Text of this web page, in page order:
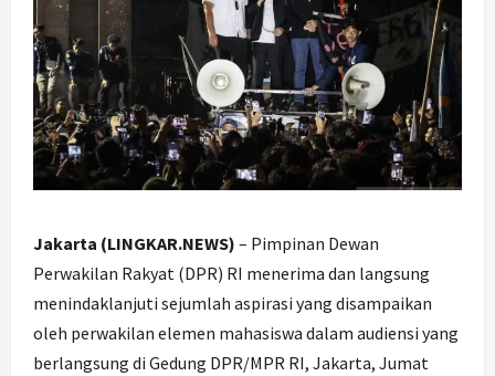
Jakarta (LINGKAR.NEWS) – Pimpinan Dewan
Perwakilan Rakyat (DPR) RI menerima dan langsung
menindaklanjuti sejumlah aspirasi yang disampaikan
oleh perwakilan elemen mahasiswa dalam audiensi yang
berlangsung di Gedung DPR/MPR RI, Jakarta, Jumat